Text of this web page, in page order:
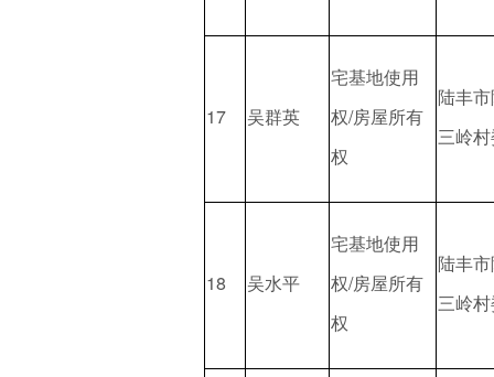
17 吴群英
宅基地使用
权/房屋所有
权
陆丰
三岭
18 吴水平
宅基地使用
权/房屋所有
权
陆丰
三岭